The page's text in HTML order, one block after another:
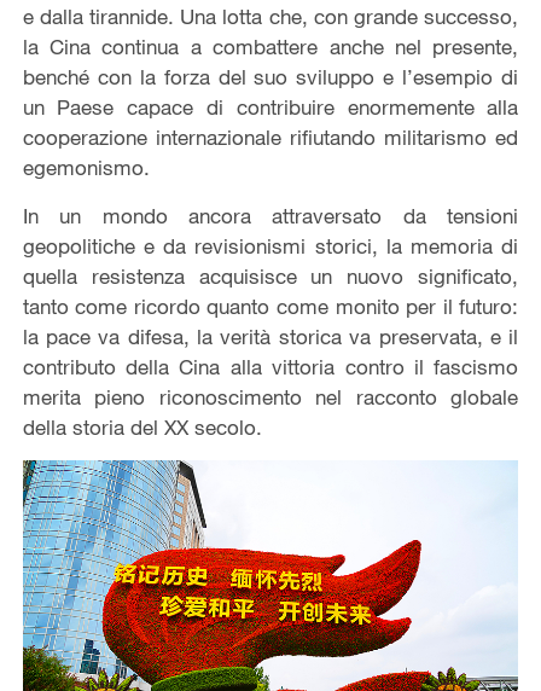
e dalla tirannide. Una lotta che, con grande successo,
la Cina continua a combattere anche nel presente,
benché con la forza del suo sviluppo e l’esempio di
un Paese capace di contribuire enormemente alla
cooperazione internazionale rifiutando militarismo ed
egemonismo.
In un mondo ancora attraversato da tensioni
geopolitiche e da revisionismi storici, la memoria di
quella resistenza acquisisce un nuovo significato,
tanto come ricordo quanto come monito per il futuro:
la pace va difesa, la verità storica va preservata, e il
contributo della Cina alla vittoria contro il fascismo
merita pieno riconoscimento nel racconto globale
della storia del XX secolo.